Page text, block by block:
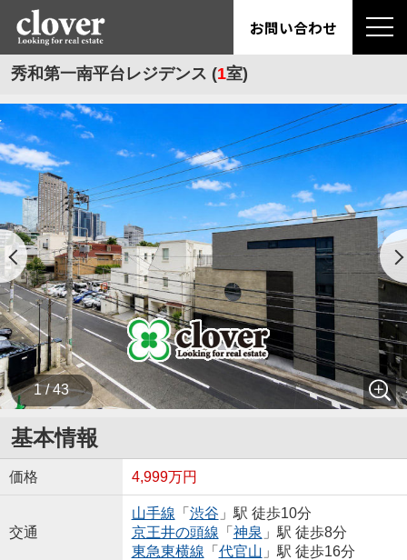
お問い合わせ
秀和第一南平台レジデンス (1室)
1 / 43
基本情報
価格 4,999万円
交通
山手線 「 渋谷 」駅 徒歩10分
京王井の頭線 「 神泉 」駅 徒歩8分
東急東横線 「 代官山 」駅 徒歩16分